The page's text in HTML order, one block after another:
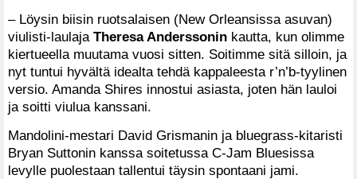
– Löysin biisin ruotsalaisen (New Orleansissa asuvan)
viulisti-laulaja Theresa Anderssonin kautta, kun olimme
kiertueella muutama vuosi sitten. Soitimme sitä silloin, ja
nyt tuntui hyvältä idealta tehdä kappaleesta r’n’b-tyylinen
versio. Amanda Shires innostui asiasta, joten hän lauloi
ja soitti viulua kanssani.
Mandolini-mestari David Grismanin ja bluegrass-kitaristi
Bryan Suttonin kanssa soitetussa C-Jam Bluesissa
levylle puolestaan tallentui täysin spontaani jami.